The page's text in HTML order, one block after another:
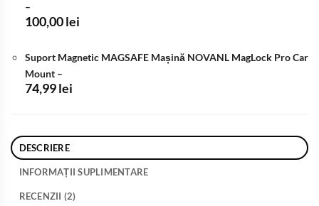
–
100,00lei
Suport Magnetic MAGSAFE Mașină NOVANL MagLock Pro Car
Mount –
74,99lei
DESCRIERE
INFORMAȚII SUPLIMENTARE
RECENZII (2)